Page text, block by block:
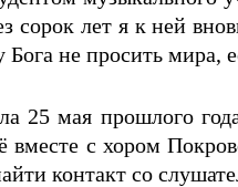
сорок лет я к ней
Бога не просить
25 мая прошлого
с хором
контакт со